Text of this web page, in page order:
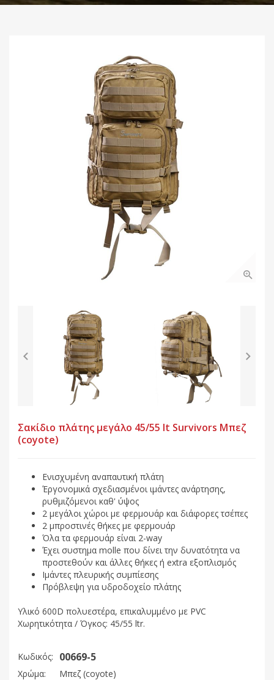
Σακίδιο πλάτης μεγάλο 45/55 lt Survivors Μπεζ
(coyote)
Ενισχυμένη αναπαυτική πλάτη
Έργονομικά σχεδιασμένοι ιμάντες ανάρτησης,
ρυθμιζόμενοι καθ' ύψος
2 μεγάλοι χώροι με φερμουάρ και διάφορες τσέπες
2 μπροστινές θήκες με φερμουάρ
Όλα τα φερμουάρ είναι 2-way
Έχει συστημα molle που δίνει την δυνατότητα να
προστεθούν και άλλες θήκες ή extra εξοπλισμός
Ιμάντες πλευρικής συμπίεσης
Πρόβλεψη για υδροδοχείο πλάτης
Υλικό 600D πολυεστέρα, επικαλυμμένο με PVC
Χωρητικότητα / Όγκος: 45/55 ltr.
Κωδικός: 00669-5
Χρώμα:
Μπεζ (coyote)